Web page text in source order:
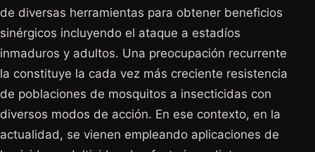
de diversas herramientas para obtener beneficios
sinérgicos incluyendo el ataque a estadíos
inmaduros y adultos. Una preocupación recurrente
la constituye la cada vez más creciente resistencia
de poblaciones de mosquitos a insecticidas con
diversos modos de acción. En ese contexto, en la
actualidad, se vienen empleando aplicaciones de